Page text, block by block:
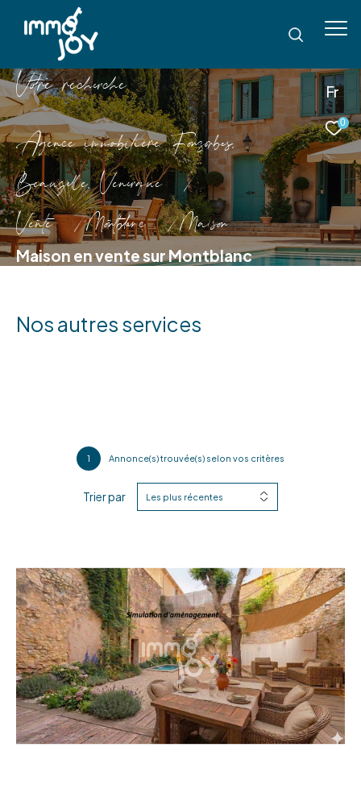
Fr
0
Vore recece
Agence immobilière Fonsorbes,
Beauzelle, Venerque
Vente
Montblanc Maison
Maison en vente sur Montblanc
Nos autres services
1 Annonce(s) trouvée(s) selon vos critères
Trier par Les plus récentes